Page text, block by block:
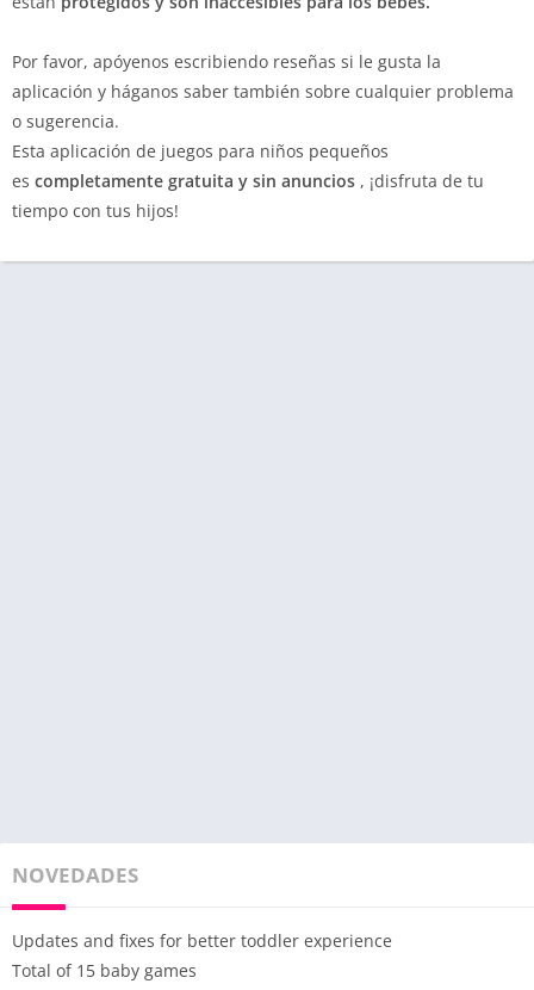
Por favor, apóyenos escribiendo reseñas si le gusta la
aplicación y háganos saber también sobre cualquier problema
o sugerencia.
Esta aplicación de juegos para niños pequeños
es completamente gratuita y sin anuncios , ¡disfruta de tu
tiempo con tus hijos!
NOVEDADES
Updates and fixes for better toddler experience
Total of 15 baby games